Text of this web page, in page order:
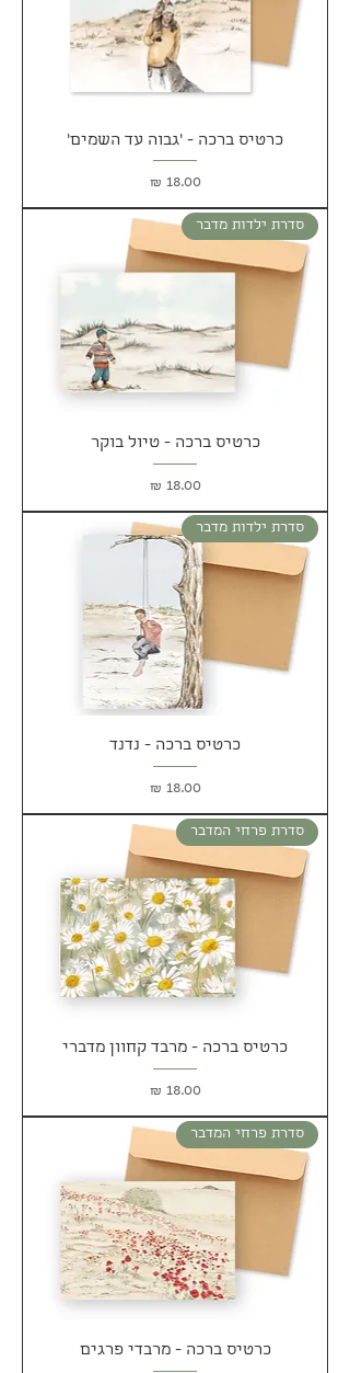
כרטיס ברכה - 'גבוה עד השמים'
מחיר‏18.00 ‏₪
סדרת ילדות מדבר
כרטיס ברכה - טיול בוקר
מחיר‏18.00 ‏₪
סדרת ילדות מדבר
כרטיס ברכה - נדנד
מחיר‏18.00 ‏₪
סדרת פרחי המדבר
כרטיס ברכה - מרבד קחוון מדברי
מחיר‏18.00 ‏₪
סדרת פרחי המדבר
כרטיס ברכה - מרבדי פרגים